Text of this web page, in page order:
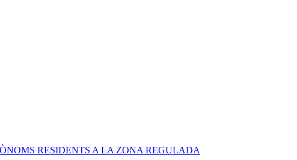
RESIDENTS A LA ZONA REGULADA